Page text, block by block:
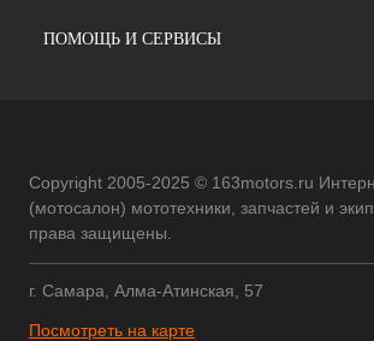
ПОМОЩЬ И СЕРВИСЫ
Copyright 2005-2025 © 163motors.ru
(мотосалон) мототехники, запчастей и
права защищены.
г. Самара, Алма-Атинская, 57
Посмотреть на карте